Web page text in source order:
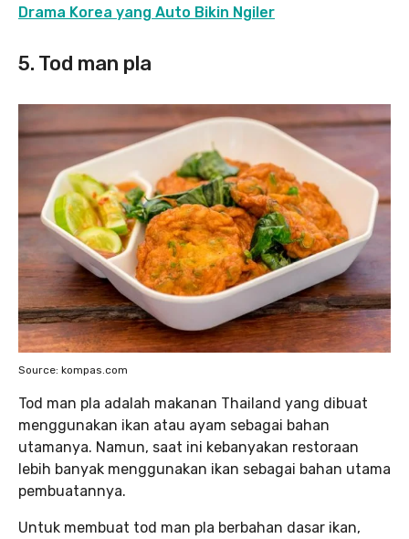
Drama Korea yang Auto Bikin Ngiler
5. Tod man pla
Source: kompas.com
Tod man pla adalah makanan Thailand yang dibuat
menggunakan ikan atau ayam sebagai bahan
utamanya. Namun, saat ini kebanyakan restoraan
lebih banyak menggunakan ikan sebagai bahan utama
pembuatannya.
Untuk membuat tod man pla berbahan dasar ikan,